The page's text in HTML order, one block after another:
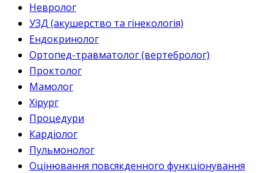
Невролог
УЗД (акушерство та гінекологія)
Ендокринолог
Ортопед-травматолог (вертебролог)
Проктолог
Мамолог
Хірург
Процедури
Кардіолог
Пульмонолог
Оцінювання повсякденного функціонування